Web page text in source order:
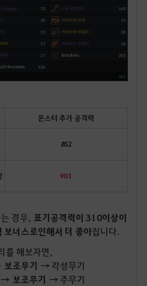
몬스터 추가 공격력
852
901
경우, 표기공격력이 310이상이
보너스로인해서 더 좋아집니다.
를 해보자면,
보조무기 → 각성무기
→ 보조무기 → 주무기